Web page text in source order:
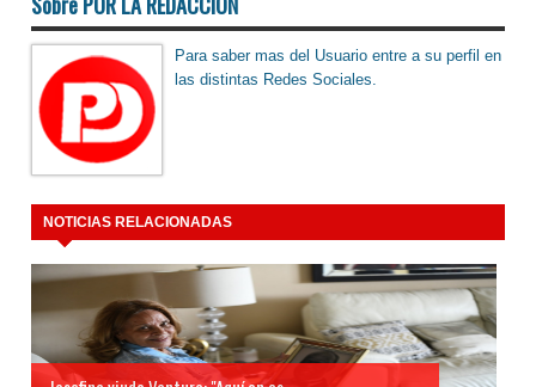
Para saber mas del Usuario entre a su perfil en
las distintas Redes Sociales.
NOTICIAS RELACIONADAS